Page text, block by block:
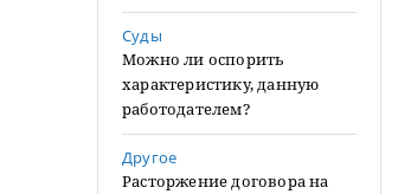
Суды
Можно ли оспорить
характеристику, данную
работодателем?
Другое
Расторжение договора на